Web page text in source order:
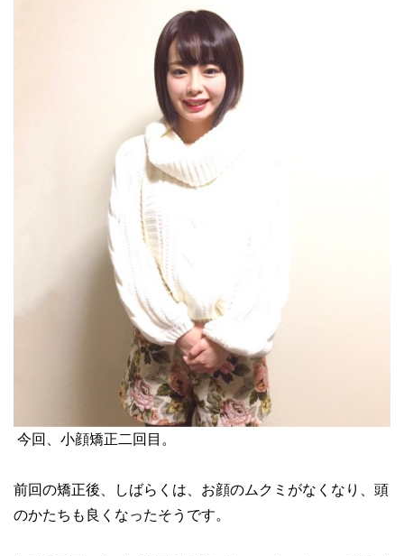
今回、小顔矯正二回目。
前回の矯正後、しばらくは、お顔のムクミがなくなり、頭
のかたちも良くなったそうです。